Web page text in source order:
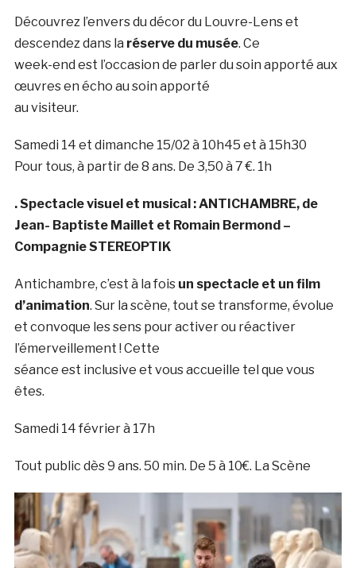
Découvrez l’envers du décor du Louvre-Lens et
descendez dans la réserve du musée. Ce
week-end est l’occasion de parler du soin apporté aux
œuvres en écho au soin apporté
au visiteur.
Samedi 14 et dimanche 15/02 à 10h45 et à 15h30
Pour tous, à partir de 8 ans. De 3,50 à 7 €. 1h
. Spectacle visuel et musical : ANTICHAMBRE, de
Jean- Baptiste Maillet et Romain Bermond –
Compagnie STEREOPTIK
Antichambre, c’est à la fois un spectacle et un film
d’animation. Sur la scène, tout se transforme, évolue
et convoque les sens pour activer ou réactiver
l’émerveillement ! Cette
séance est inclusive et vous accueille tel que vous
êtes.
Samedi 14 février à 17h
Tout public dès 9 ans. 50 min. De 5 à 10€. La Scène